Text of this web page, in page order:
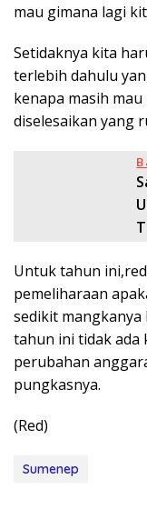
mau gimana lagi
Setidaknya kita
terlebih dahulu
kenapa masih
diselesaikan yang
Untuk tahun
pemeliharaan
sedikit mangkanya
tahun ini tidak ada
perubahan
pungkasnya.
(Red)
Sumenep